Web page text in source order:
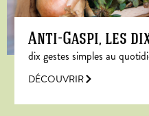
Anti-Gaspi, les
dix gestes simples au
DÉCOUVRIR